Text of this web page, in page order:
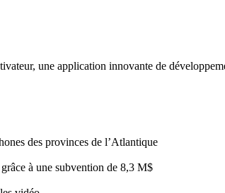
une application innovante de
des provinces de l’Atlantique
à une subvention de 8,3 M$